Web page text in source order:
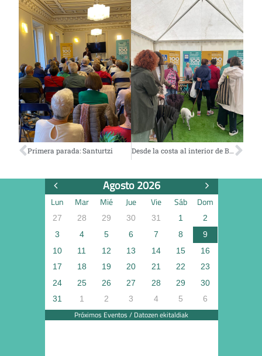
Primera parada: Santurtzi Desde la costa al interior de Bizkaia: Balmaseda
Agosto 2026
Lun Mar Mié Jue Vie Sáb Dom
27 28 29 30 31 1
2
3
4 5 6 7 8
9
10
11 12 13 14 15
16
17
18 19 20 21 22
23
24
25 26 27 28 29
30
31
1 2 3 4 5 6
Próximos Eventos / Datozen ekitaldiak